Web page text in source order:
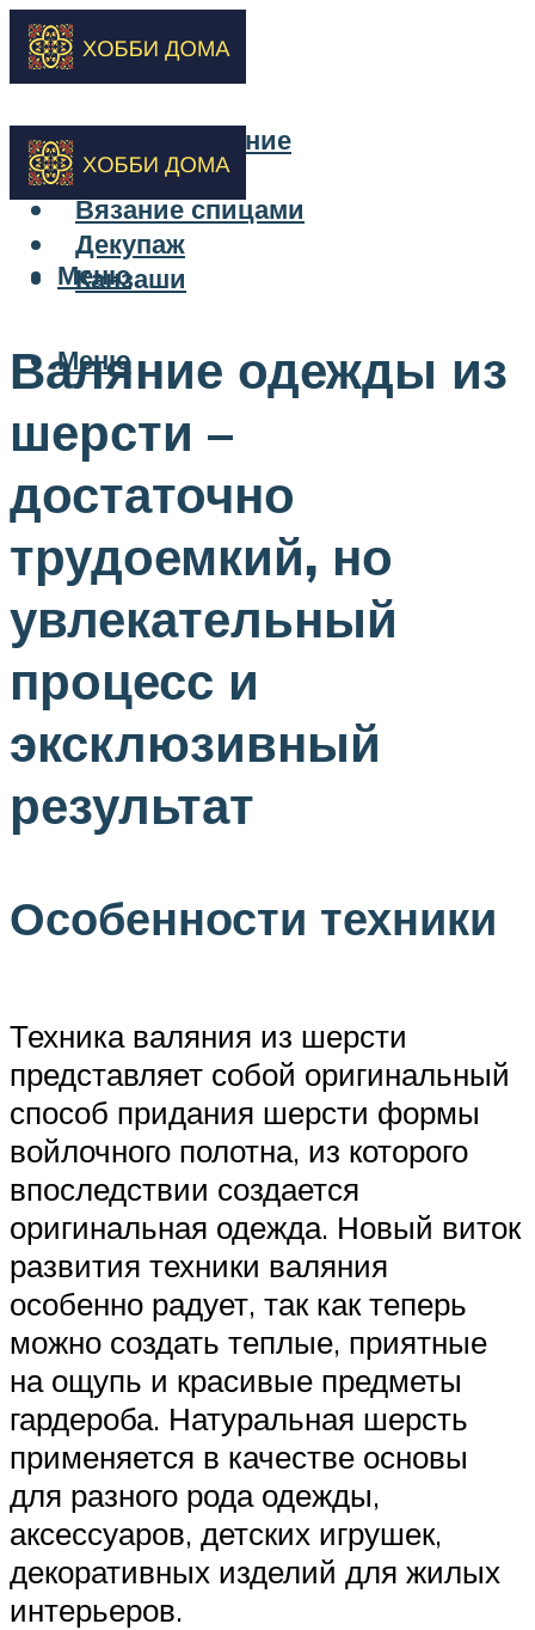
Бисероплетение
Вышивка
Вязание спицами
Декупаж
Канзаши
Меню
Меню
Валяние одежды из
шерсти –
достаточно
трудоемкий, но
увлекательный
процесс и
эксклюзивный
результат
Особенности техники
Техника валяния из шерсти
представляет собой оригинальный
способ придания шерсти формы
войлочного полотна, из которого
впоследствии создается
оригинальная одежда. Новый виток
развития техники валяния
особенно радует, так как теперь
можно создать теплые, приятные
на ощупь и красивые предметы
гардероба. Натуральная шерсть
применяется в качестве основы
для разного рода одежды,
аксессуаров, детских игрушек,
декоративных изделий для жилых
интерьеров.